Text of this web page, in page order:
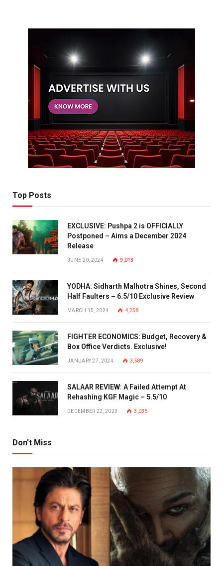
Top Posts
EXCLUSIVE: Pushpa 2 is OFFICIALLY
Postponed – Aims a December 2024
Release
JUNE 20, 2024 9,013
YODHA: Sidharth Malhotra Shines, Second
Half Faulters – 6.5/10 Exclusive Review
MARCH 15, 2024 4,258
FIGHTER ECONOMICS: Budget, Recovery &
Box Office Verdicts. Exclusive!
JANUARY 27, 2024 3,589
SALAAR REVIEW: A Failed Attempt At
Rehashing KGF Magic – 5.5/10
DECEMBER 22, 2023 3,035
Don't Miss